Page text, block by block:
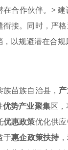
在合作伙伴。>
衔接。同时，严
以规避潜在合规
苗族自治县，
优势产业聚集区，
优惠政策优化供
于惠企政策扶持